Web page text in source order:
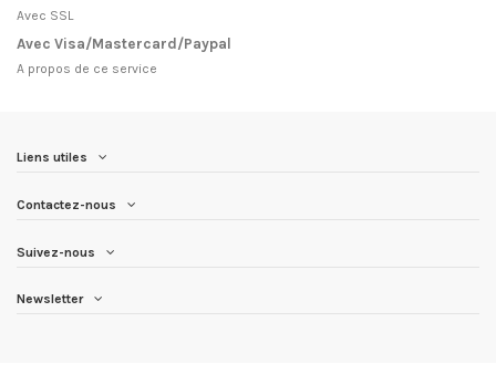
Avec SSL
Avec Visa/Mastercard/Paypal
A propos de ce service
Liens utiles
Contactez-nous
Suivez-nous
Newsletter